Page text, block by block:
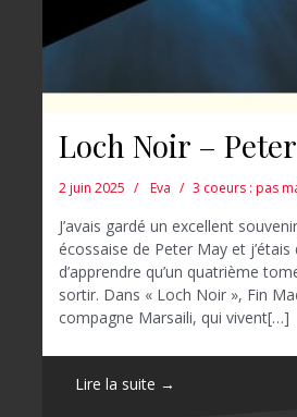
Loch Noir –
2 juin 2025 Eva 3 coeurs : pas
J’avais gardé un excellent
écossaise de Peter May et j’étais
d’apprendre qu’un quatrième
sortir. Dans « Loch Noir », Fin
compagne Marsaili, qui vivent[…]
Lire la suite →